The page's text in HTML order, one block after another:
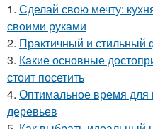
1. Сделай свою мечту:
своими руками
2. Практичный и стильный
3. Какие основные
стоит посетить
4. Оптимальное время для
деревьев